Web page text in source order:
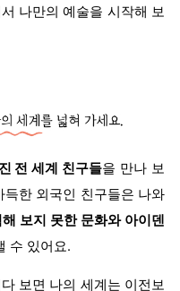
나만의 예술을 시작해 보
전 세계 친구들을 만나 보
한 외국인 친구들은 나와
보지 못한 문화와 아이덴
수 있어요.
보면 나의 세계는 이전보